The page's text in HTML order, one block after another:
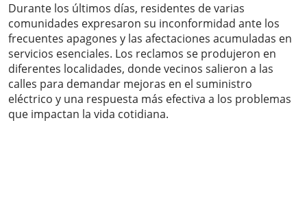
Durante los últimos días, residentes de varias
comunidades expresaron su inconformidad ante los
frecuentes apagones y las afectaciones acumuladas en
servicios esenciales. Los reclamos se produjeron en
diferentes localidades, donde vecinos salieron a las
calles para demandar mejoras en el suministro
eléctrico y una respuesta más efectiva a los problemas
que impactan la vida cotidiana.